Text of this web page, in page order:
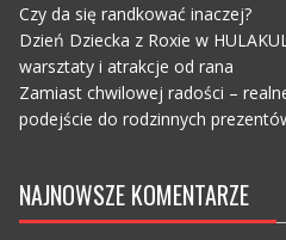
Czy da się randkować inaczej?
Dzień Dziecka z Roxie w
warsztaty i atrakcje od rana
Zamiast chwilowej radości –
podejście do rodzinnych
NAJNOWSZE KOMENTARZE